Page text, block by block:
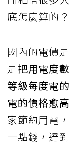
底怎麼算的？
國內的電價
是把用電度
等級每度電
電的價格愈高
家節約用電
一點錢，達